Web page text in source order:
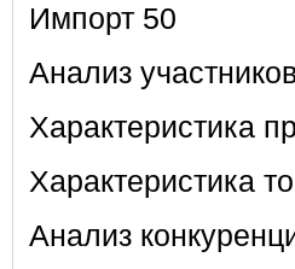
Импорт 50
Анализ
Характеристика
Характеристика
Анализ